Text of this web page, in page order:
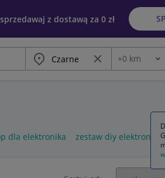
z dostawą za 0 zł
Miasto Wyczyść frazę
Odległość
+0 km
dla elektronika zestaw diy elektronika